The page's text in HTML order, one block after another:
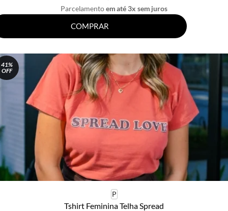
Parcelamentoem até 3x sem juros
COMPRAR
41%
OFF
P
Tshirt Feminina Telha Spread